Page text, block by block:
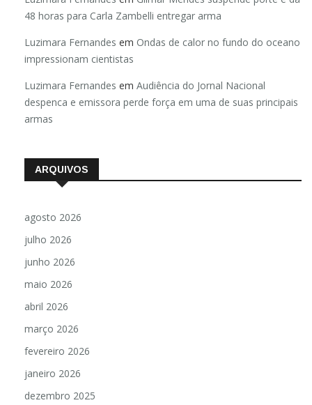
48 horas para Carla Zambelli entregar arma
Luzimara Fernandes em Ondas de calor no fundo do oceano
impressionam cientistas
Luzimara Fernandes em Audiência do Jornal Nacional
despenca e emissora perde força em uma de suas principais
armas
ARQUIVOS
agosto 2026
julho 2026
junho 2026
maio 2026
abril 2026
março 2026
fevereiro 2026
janeiro 2026
dezembro 2025